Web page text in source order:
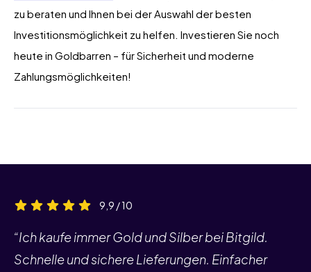
zu beraten und Ihnen bei der Auswahl der besten
Investitionsmöglichkeit zu helfen. Investieren Sie noch
heute in Goldbarren – für Sicherheit und moderne
Zahlungsmöglichkeiten!
9,9 / 10
“Ich kaufe immer Gold und Silber bei Bitgild.
Schnelle und sichere Lieferungen. Einfacher